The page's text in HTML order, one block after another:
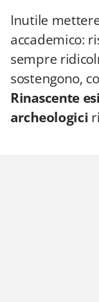
Inutile
accademico:
sempre
sostengono,
Rinascente
archeologici